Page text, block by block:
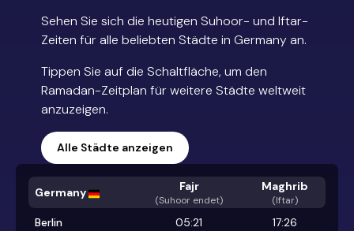
Sehen Sie sich die heutigen Suhoor- und Iftar-
Zeiten für alle beliebten Städte in Germany an.
Tippen Sie auf die Schaltfläche, um den
Ramadan-Zeitplan für weitere Städte weltweit
anzuzeigen.
Alle Städte anzeigen
Germany Fajr
(Suhoor endet)
Maghrib
(Iftar)
Berlin 05:21
17:26